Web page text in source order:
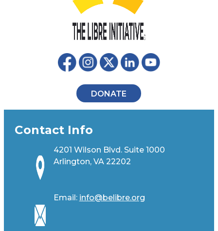
DONATE
Contact Info
4201 Wilson Blvd. Suite 1000
Arlington, VA 22202
Email: info@belibre.org